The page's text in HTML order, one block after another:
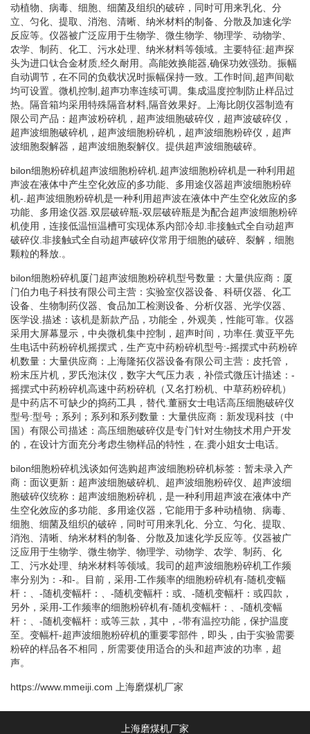
动植物、病毒、细胞、细菌及组织的破碎，同时可用来乳化、分
立、匀化、提取、消泡、清晰、纳米材料的制备、分散及加速化学
反应等。仪器被广泛应用于生物学、微生物学、物理学、动物学、
农学、制药、化工、污水处理、纳米材料等领域。主要特征:超声探
头为进口钛合金材质,经久耐用。高能效换能器,确保功效强劲。振幅
自动调节，在不同的负载状况时振幅保持一致。工作时间,超声间歇
均可设置。微机控制,超声功率连续可调。集成温度控制防止样品过
热。隔音箱均采用特殊隔音材料,隔音效果好。上海比朗仪器制造有
限公司产品：超声波粉碎机，超声波细胞破碎仪，超声波破碎仪，
超声波细胞破碎机，超声波细胞粉碎机，超声波细胞粉碎仪，超声
波细胞裂解器，超声波细胞裂解仪。提供超声波细胞破碎。
bilon细胞粉碎机超声波细胞粉碎机.超声波细胞粉碎机是一种利用超
声波在液体中产生空化效应的多功能、多用途仪器超声波细胞粉碎
机-.超声波细胞粉碎机是一种利用超声波在液体中产生空化效应的多
功能、多用途仪器.双层破碎瓶-双层破碎瓶是为配合超声波细胞粉碎
机使用，连接低温恒温槽可实现体系内部冷却.非接触式全自动超声
破碎仪.非接触式全自动超声破碎仪常用于细胞的破碎、裂解，细胞
颗粒的释放.。
bilon细胞粉碎机厦门超声波细胞粉碎机型号数量：大量供应商：厦
门伯力电子科技有限公司主营：实验室仪器设备、科研仪器、化工
设备、生物制药仪器、食品加工检测设备、分析仪器、光学仪器、
医学设.描述：该机是新款产品，功能全，外观美，性能可靠。仪器
采用大屏幕显示，中央微机集中控制，超声时间，功率任.黄亚平先
生电话中药粉碎机摇摆式，生产克中药粉碎机型号:-摇摆式中药粉碎
机数量：大量供应商：上海隆拓仪器设备有限公司主营：皮托管，
粉末压片机，罗氏泡沫仪，数字大气压力表，补偿式微压计描述：-
摇摆式中药粉碎机高速中药粉碎机（又名打粉机、中草药粉碎机）
是中药店不可缺少的捣药工具，替代.董丽女士电话高压细胞破碎仪
型号:型号；系列；系列和系列数量：大量供应商：新发现科技（中
国）有限公司描述：高压细胞破碎仪是专门针对生物技术用户开发
的，在设计方面充分考虑生物样品的特性，在.龚小姐女士电话。
bilon细胞粉碎机浅谈如何选购超声波细胞粉碎机标签：暂未录入产
商：面议更新：超声波细胞破碎机、超声波细胞粉碎仪、超声波细
胞破碎仪统称：超声波细胞粉碎机，是一种利用超声波在液体中产
生空化效应的多功能、多用途仪器，它能用于多种动植物、病毒、
细胞、细菌及组织的破碎，同时可用来乳化、分立、匀化、提取、
消泡、清晰、纳米材料的制备、分散及加速化学反应等。仪器被广
泛应用于生物学、微生物学、物理学、动物学、农学、制药、化
工、污水处理、纳米材料等领域。我司的超声波细胞粉碎机工作频
率分别为：-和-。目前，采用-工作频率的细胞粉碎机有-随机变幅
杆：、-随机变幅杆：、-随机变幅杆：或、-随机变幅杆：或四款，
另外，采用-工作频率的细胞粉碎机有-随机变幅杆：、-随机变幅
杆：、-随机变幅杆：或等三款，其中，-带有温控功能，保护温度
至。变幅杆-超声波细胞粉碎机的重要零部件，即头，由于实验需要
粉碎的样品各不相同，所需要使用适合的头和超声波的功率，超
声。
https://www.mmeiji.com 上海磨煤机厂家
上海磨煤机厂家